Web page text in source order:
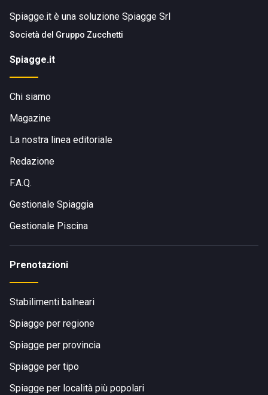
Spiagge.it è una soluzione Spiagge Srl
Società del Gruppo Zucchetti
Spiagge.it
Chi siamo
Magazine
La nostra linea editoriale
Redazione
F.A.Q.
Gestionale Spiaggia
Gestionale Piscina
Prenotazioni
Stabilimenti balneari
Spiagge per regione
Spiagge per provincia
Spiagge per tipo
Spiagge per località più popolari